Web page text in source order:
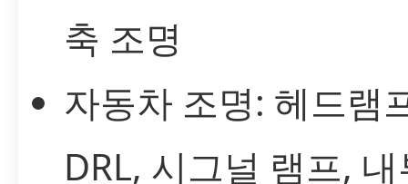
축 조명
자동차 조명: 헤드램
DRL, 시그널 램프,